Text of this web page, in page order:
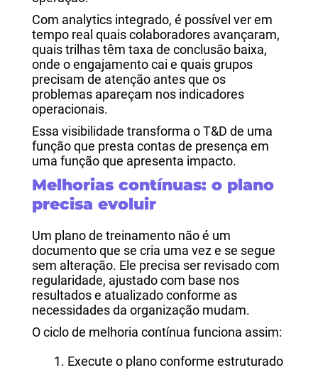
Com analytics integrado, é possível ver em
tempo real quais colaboradores avançaram,
quais trilhas têm taxa de conclusão baixa,
onde o engajamento cai e quais grupos
precisam de atenção antes que os
problemas apareçam nos indicadores
operacionais.
Essa visibilidade transforma o T&D de uma
função que presta contas de presença em
uma função que apresenta impacto.
Melhorias contínuas: o plano
precisa evoluir
Um plano de treinamento não é um
documento que se cria uma vez e se segue
sem alteração. Ele precisa ser revisado com
regularidade, ajustado com base nos
resultados e atualizado conforme as
necessidades da organização mudam.
O ciclo de melhoria contínua funciona assim:
Execute o plano conforme estruturado